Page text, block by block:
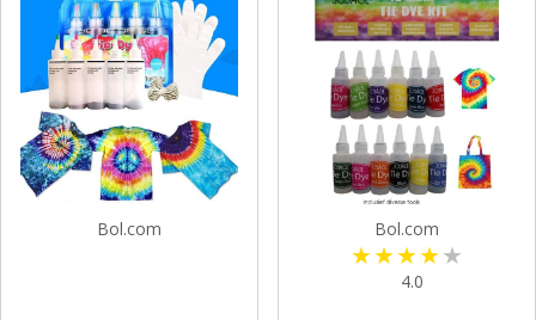
Bol.com Bol.com
4.0